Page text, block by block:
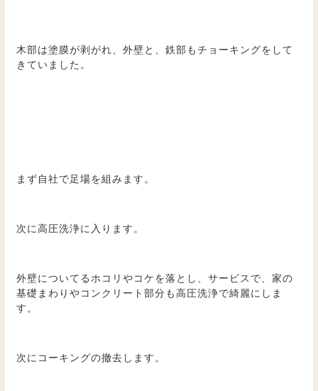
木部は塗膜が剥がれ、外壁と、鉄部もチョーキングをして
きていました。
まず自社で足場を組みます。
次に高圧洗浄に入ります。
外壁についてるホコリやコケを落とし、サービスで、家の
基礎まわりやコンクリート部分も高圧洗浄で綺麗にしま
す。
次にコーキングの撤去します。